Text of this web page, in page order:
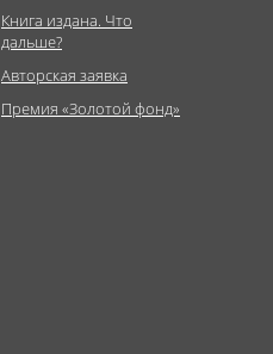
Книга издана. Что
дальше?
Авторская заявка
Премия «Золотой фонд»